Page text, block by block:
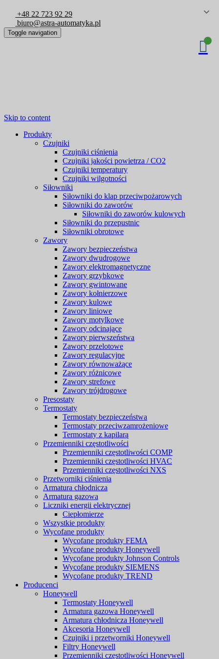
+48 22 723 92 29
biuro@astra-automatyka.pl
Toggle navigation
Skip to content
Produkty
Czujniki
Czujniki ciśnienia
Czujniki jakości powietrza / CO2
Czujniki temperatury
Czujniki wilgotności
Siłowniki
Siłowniki do klap przeciwpożarowych
Siłowniki do zaworów
Siłowniki do zaworów kulowych
Siłowniki do przepustnic
Siłowniki obrotowe
Zawory
Zawory bezpieczeństwa
Zawory dwudrogowe
Zawory elektromagnetyczne
Zawory grzybkowe
Zawory gwintowane
Zawory kołnierzowe
Zawory kulowe
Zawory liniowe
Zawory motylkowe
Zawory odcinające
Zawory pierwszeństwa
Zawory przelotowe
Zawory regulacyjne
Zawory równoważące
Zawory różnicowe
Zawory strefowe
Zawory trójdrogowe
Presostaty
Termostaty
Termostaty bezpieczeństwa
Termostaty przeciwzamrożeniowe
Termostaty z kapilarą
Przemienniki częstotliwości
Przemienniki częstotliwości COMP
Przemienniki częstotliwości HVAC
Przemienniki częstotliwości NXS
Przetworniki ciśnienia
Armatura chłodnicza
Armatura gazowa
Liczniki energii elektrycznej
Ciepłomierze
Wszystkie produkty
Wycofane produkty
Wycofane produkty FEMA
Wycofane produkty Honeywell
Wycofane produkty Johnson Controls
Wycofane produkty SIEMENS
Wycofane produkty TREND
Producenci
Honeywell
Termostaty Honeywell
Armatura gazowa Honeywell
Armatura chłodnicza Honeywell
Akcesoria Honeywell
Czujniki i przetworniki Honeywell
Filtry Honeywell
Przemienniki częstotliwości Honeywell